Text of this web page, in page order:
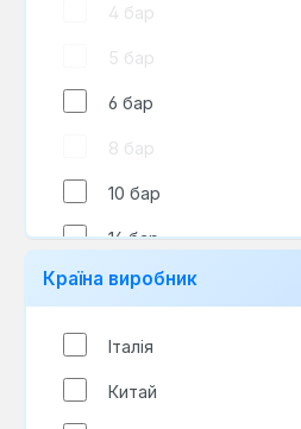
4 бар
5 бар
6 бар
8 бар
10 бар
16 бар
Країна виробник
Італія
Китай